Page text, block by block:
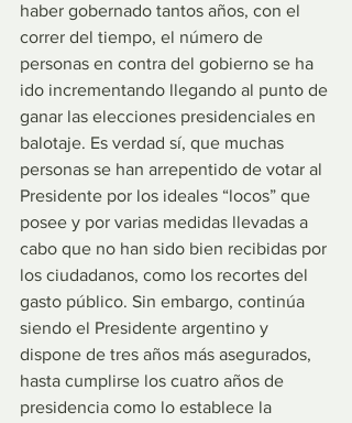
haber gobernado tantos años, con el
correr del tiempo, el número de
personas en contra del gobierno se ha
ido incrementando llegando al punto de
ganar las elecciones presidenciales en
balotaje. Es verdad sí, que muchas
personas se han arrepentido de votar al
Presidente por los ideales “locos” que
posee y por varias medidas llevadas a
cabo que no han sido bien recibidas por
los ciudadanos, como los recortes del
gasto público. Sin embargo, continúa
siendo el Presidente argentino y
dispone de tres años más asegurados,
hasta cumplirse los cuatro años de
presidencia como lo establece la